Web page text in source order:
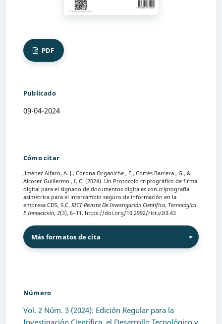
PDF
Publicado
09-04-2024
Cómo citar
Jiménez Alfaro, A. J., Corona Organiche , E., Cortés Barrera , G., &
Alcocer Guillermo , I. C. (2024). Un Protocolo criptográfico de firma
digital para el signado de documentos digitales con criptografía
asimétrica para el intercambio seguro de información en la
empresa CDS, S.C. RICT Revista De Investigación Científica, Tecnológica
E Innovación, 2(3), 6–11. https://doi.org/10.2992/rict.v2i3.43
Más formatos de cita
Número
Vol. 2 Núm. 3 (2024): Edición Regular para la
Investigación Científica, el Desarrollo Tecnológico y